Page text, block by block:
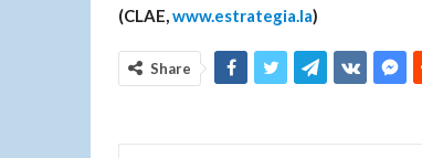
(CLAE,www.estrategia.la)
Share